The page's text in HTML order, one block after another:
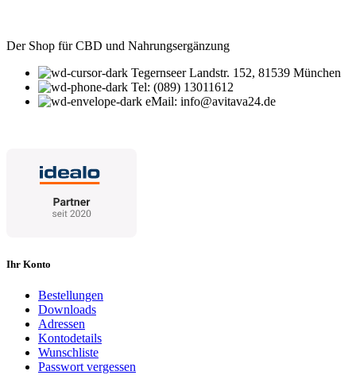
Der Shop für CBD und Nahrungsergänzung
Tegernseer Landstr. 152, 81539 München
Tel: (089) 13011612
eMail: info@avitava24.de
Ihr Konto
Bestellungen
Downloads
Adressen
Kontodetails
Wunschliste
Passwort vergessen